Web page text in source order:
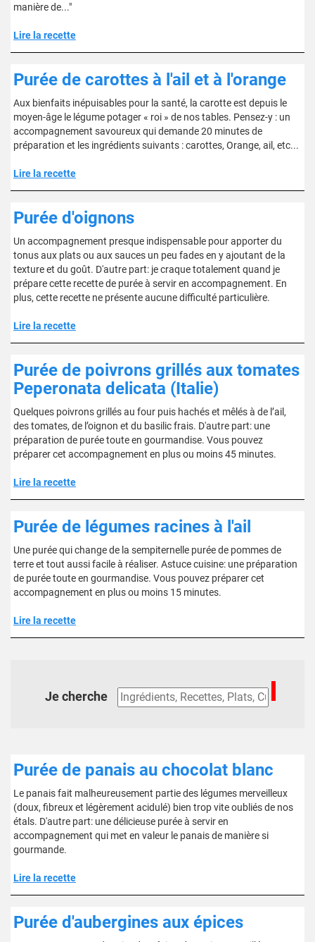
manière de..."
Lire la recette
Purée de carottes à l'ail et à l'orange
Aux bienfaits inépuisables pour la santé, la carotte est depuis le
moyen-âge le légume potager « roi » de nos tables. Pensez-y : un
accompagnement savoureux qui demande 20 minutes de
préparation et les ingrédients suivants : carottes, Orange, ail, etc...
Lire la recette
Purée d'oignons
Un accompagnement presque indispensable pour apporter du
tonus aux plats ou aux sauces un peu fades en y ajoutant de la
texture et du goût. D'autre part: je craque totalement quand je
prépare cette recette de purée à servir en accompagnement. En
plus, cette recette ne présente aucune difficulté particulière.
Lire la recette
Purée de poivrons grillés aux tomates
Peperonata delicata (Italie)
Quelques poivrons grillés au four puis hachés et mêlés à de l’ail,
des tomates, de l’oignon et du basilic frais. D'autre part: une
préparation de purée toute en gourmandise. Vous pouvez
préparer cet accompagnement en plus ou moins 45 minutes.
Lire la recette
Purée de légumes racines à l'ail
Une purée qui change de la sempiternelle purée de pommes de
terre et tout aussi facile à réaliser. Astuce cuisine: une préparation
de purée toute en gourmandise. Vous pouvez préparer cet
accompagnement en plus ou moins 15 minutes.
Lire la recette
Je cherche
Purée de panais au chocolat blanc
Le panais fait malheureusement partie des légumes merveilleux
(doux, fibreux et légèrement acidulé) bien trop vite oubliés de nos
étals. D'autre part: une délicieuse purée à servir en
accompagnement qui met en valeur le panais de manière si
gourmande.
Lire la recette
Purée d'aubergines aux épices